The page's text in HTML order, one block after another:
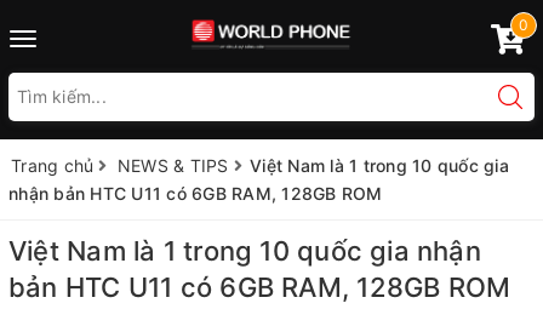
Toggle
0
Trang chủ NEWS & TIPS
Việt Nam là 1 trong 10 quốc gia
nhận bản HTC U11 có 6GB RAM, 128GB ROM
Việt Nam là 1 trong 10 quốc gia nhận
bản HTC U11 có 6GB RAM, 128GB ROM